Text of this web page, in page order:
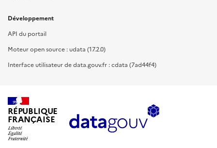
Développement
API du portail
Moteur open source : udata (17.2.0)
Interface utilisateur de data.gouv.fr : cdata (7ad44f4)
RÉPUBLIQUE
FRANÇAISE